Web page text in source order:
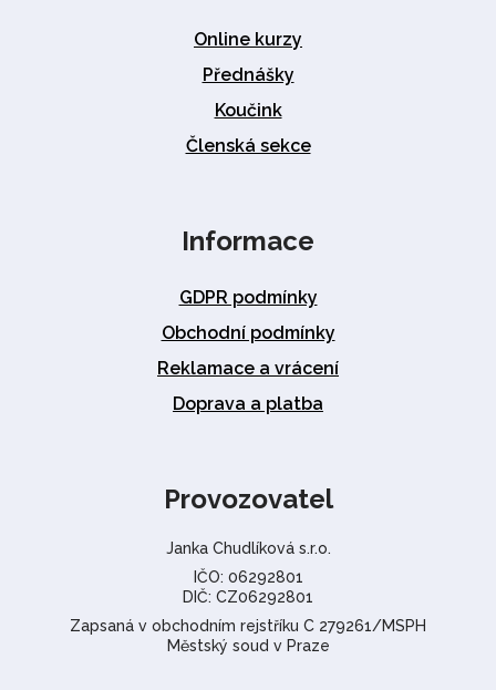
Online kurzy
Přednášky
Koučink
Členská sekce
Informace
GDPR podmínky
Obchodní podmínky
Reklamace a vrácení
Doprava a platba
Provozovatel
Janka Chudlíková s.r.o.
IČO: 06292801
DIČ: CZ06292801
Zapsaná v obchodním rejstříku C 279261/MSPH
Městský soud v Praze